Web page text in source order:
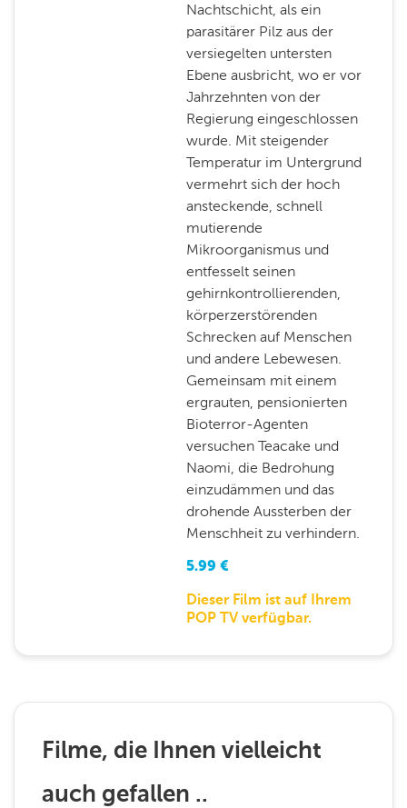
Nachtschicht, als ein
parasitärer Pilz aus der
versiegelten untersten
Ebene ausbricht, wo er vor
Jahrzehnten von der
Regierung eingeschlossen
wurde. Mit steigender
Temperatur im Untergrund
vermehrt sich der hoch
ansteckende, schnell
mutierende
Mikroorganismus und
entfesselt seinen
gehirnkontrollierenden,
körperzerstörenden
Schrecken auf Menschen
und andere Lebewesen.
Gemeinsam mit einem
ergrauten, pensionierten
Bioterror-Agenten
versuchen Teacake und
Naomi, die Bedrohung
einzudämmen und das
drohende Aussterben der
Menschheit zu verhindern.
5.99 €
Dieser Film ist auf Ihrem
POP TV verfügbar.
Filme, die Ihnen vielleicht
auch gefallen ..